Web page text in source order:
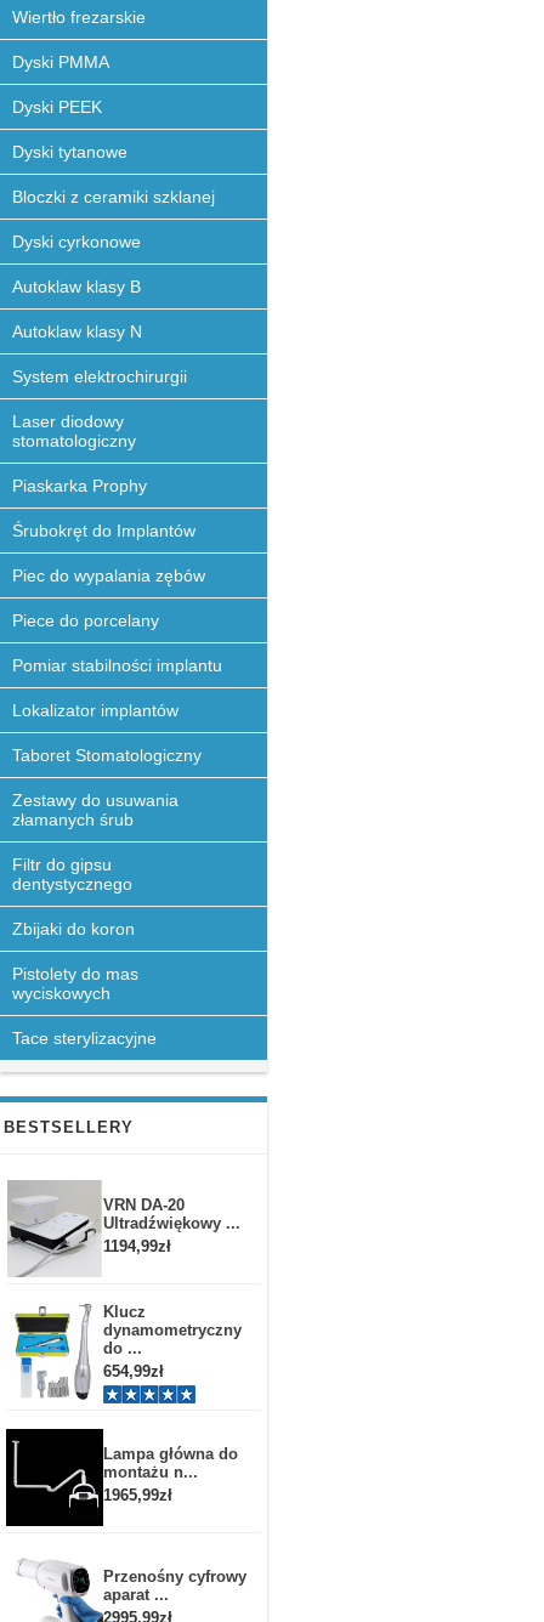
Wiertło frezarskie
Dyski PMMA
Dyski PEEK
Dyski tytanowe
Bloczki z ceramiki szklanej
Dyski cyrkonowe
Autoklaw klasy B
Autoklaw klasy N
System elektrochirurgii
Laser diodowy
stomatologiczny
Piaskarka Prophy
Śrubokręt do Implantów
Piec do wypalania zębów
Piece do porcelany
Pomiar stabilności implantu
Lokalizator implantów
Taboret Stomatologiczny
Zestawy do usuwania
złamanych śrub
Filtr do gipsu
dentystycznego
Zbijaki do koron
Pistolety do mas
wyciskowych
Tace sterylizacyjne
BESTSELLERY
VRN DA-20
Ultradźwiękowy ...
1194,99zł
Klucz
dynamometryczny
do ...
654,99zł
Lampa główna do
montażu n...
1965,99zł
Przenośny cyfrowy
aparat ...
2995,99zł